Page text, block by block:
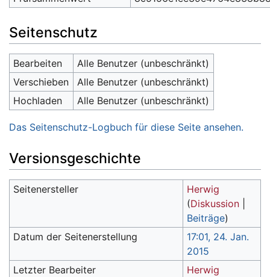
Seitenschutz
Bearbeiten
Alle Benutzer (unbeschränkt)
Verschieben
Alle Benutzer (unbeschränkt)
Hochladen
Alle Benutzer (unbeschränkt)
Das Seitenschutz-Logbuch für diese Seite ansehen.
Versionsgeschichte
Seitenersteller
Herwig
(Diskussion
Beiträge)
Datum der Seitenerstellung
17:01, 24. Jan.
2015
Letzter Bearbeiter
Herwig